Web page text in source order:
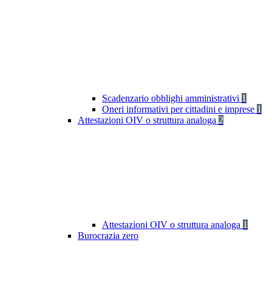
Scadenzario obblighi amministrativi 1
Oneri informativi per cittadini e imprese 1
Attestazioni OIV o struttura analoga 2
Attestazioni OIV o struttura analoga 1
Burocrazia zero